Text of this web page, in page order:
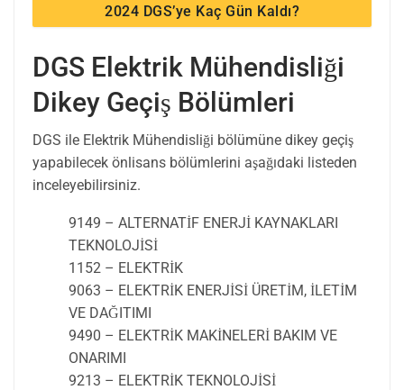
2024 DGS’ye Kaç Gün Kaldı?
DGS Elektrik Mühendisliği
Dikey Geçiş Bölümleri
DGS ile Elektrik Mühendisliği bölümüne dikey geçiş
yapabilecek önlisans bölümlerini aşağıdaki listeden
inceleyebilirsiniz.
9149 – ALTERNATİF ENERJİ KAYNAKLARI
TEKNOLOJİSİ
1152 – ELEKTRİK
9063 – ELEKTRİK ENERJİSİ ÜRETİM, İLETİM
VE DAĞITIMI
9490 – ELEKTRİK MAKİNELERİ BAKIM VE
ONARIMI
9213 – ELEKTRİK TEKNOLOJİSİ